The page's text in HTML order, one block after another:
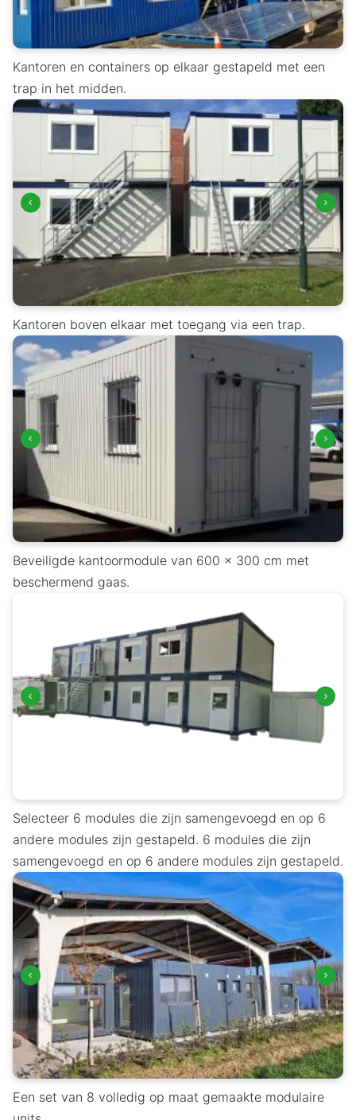
Kantoren en containers op elkaar gestapeld met een
trap in het midden.
Kantoren boven elkaar met toegang via een trap.
Beveiligde kantoormodule van 600 x 300 cm met
beschermend gaas.
Selecteer 6 modules die zijn samengevoegd en op 6
andere modules zijn gestapeld. 6 modules die zijn
samengevoegd en op 6 andere modules zijn gestapeld.
Een set van 8 volledig op maat gemaakte modulaire